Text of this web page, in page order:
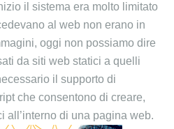
il sistema era molto limitato
al web non erano in
oggi non possiamo dire
da siti web statici a quelli
il supporto di
che consentono di creare,
all’interno di una pagina web.